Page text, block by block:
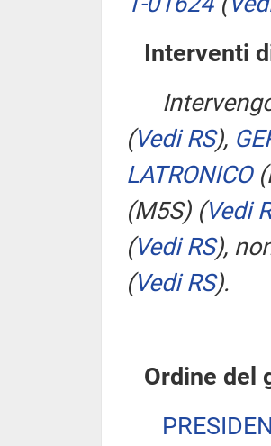
Interventi
(Vedi RS),
LATRONICO
(M5S) (Vedi
(Vedi RS),
(Vedi RS).
Ordine del